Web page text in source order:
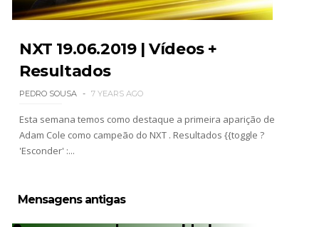
NXT 19.06.2019 | Vídeos +
Resultados
PEDRO SOUSA 7 YEARS AGO
Esta semana temos como destaque a primeira aparição de
Adam Cole como campeão do NXT . Resultados {{toggle ?
'Esconder' :...
Mensagens antigas